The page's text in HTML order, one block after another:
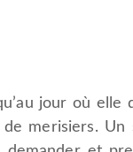
jour où elle
merisiers. Un